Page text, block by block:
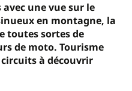
une vue sur le
en montagne, la
toutes sortes de
de moto. Tourisme
à découvrir